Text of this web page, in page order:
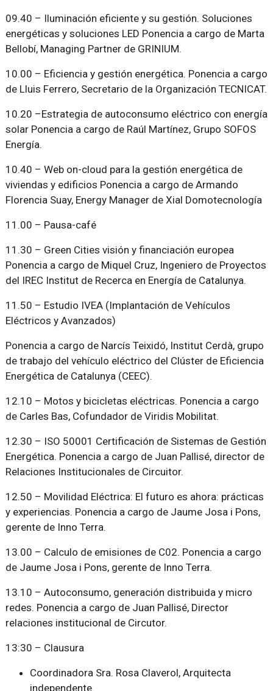
09.40 – Iluminación eficiente y su gestión. Soluciones
energéticas y soluciones LED Ponencia a cargo de Marta
Bellobí, Managing Partner de GRINIUM.
10.00 – Eficiencia y gestión energética. Ponencia a cargo
de Lluis Ferrero, Secretario de la Organización TECNICAT.
10.20 –Estrategia de autoconsumo eléctrico con energía
solar Ponencia a cargo de Raúl Martínez, Grupo SOFOS
Energía.
10.40 – Web on-cloud para la gestión energética de
viviendas y edificios Ponencia a cargo de Armando
Florencia Suay, Energy Manager de Xial Domotecnología
11.00 – Pausa-café
11.30 – Green Cities visión y financiación europea
Ponencia a cargo de Miquel Cruz, Ingeniero de Proyectos
del IREC Institut de Recerca en Energía de Catalunya.
11.50 – Estudio IVEA (Implantación de Vehículos
Eléctricos y Avanzados)
Ponencia a cargo de Narcís Teixidó, Institut Cerdà, grupo
de trabajo del vehículo eléctrico del Clúster de Eficiencia
Energética de Catalunya (CEEC).
12.10 – Motos y bicicletas eléctricas. Ponencia a cargo
de Carles Bas, Cofundador de Viridis Mobilitat.
12.30 – ISO 50001 Certificación de Sistemas de Gestión
Energética. Ponencia a cargo de Juan Pallisé, director de
Relaciones Institucionales de Circuitor.
12.50 – Movilidad Eléctrica: El futuro es ahora: prácticas
y experiencias. Ponencia a cargo de Jaume Josa i Pons,
gerente de Inno Terra.
13.00 – Calculo de emisiones de C02. Ponencia a cargo
de Jaume Josa i Pons, gerente de Inno Terra.
13.10 – Autoconsumo, generación distribuida y micro
redes. Ponencia a cargo de Juan Pallisé, Director
relaciones institucional de Circutor.
13:30 – Clausura
Coordinadora Sra. Rosa Claverol, Arquitecta
independente.